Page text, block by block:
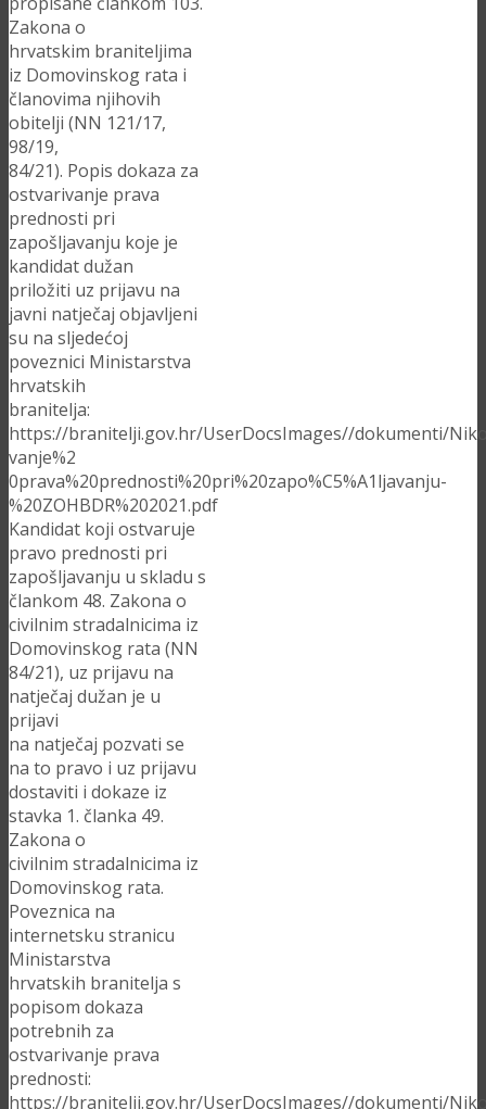
Zakona o
hrvatskim braniteljima
iz Domovinskog rata i
članovima njihovih
obitelji (NN 121/17,
98/19,
84/21). Popis dokaza za
ostvarivanje prava
prednosti pri
zapošljavanju koje je
kandidat dužan
priložiti uz prijavu na
javni natječaj objavljeni
su na sljedećoj
poveznici Ministarstva
hrvatskih
branitelja:
https://branitelji.gov.hr/UserDocsImages//dokumenti/
vanje%2
0prava%20prednosti%20pri%20zapo%C5%A1ljavanju-
%20ZOHBDR%202021.pdf
Kandidat koji ostvaruje
pravo prednosti pri
zapošljavanju u skladu s
člankom 48. Zakona o
civilnim stradalnicima iz
Domovinskog rata (NN
84/21), uz prijavu na
natječaj dužan je u
prijavi
na natječaj pozvati se
na to pravo i uz prijavu
dostaviti i dokaze iz
stavka 1. članka 49.
Zakona o
civilnim stradalnicima iz
Domovinskog rata.
Poveznica na
internetsku stranicu
Ministarstva
hrvatskih branitelja s
popisom dokaza
potrebnih za
ostvarivanje prava
prednosti:
https://branitelji.gov.hr/UserDocsImages//dokumenti/